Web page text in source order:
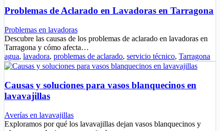
Problemas de Aclarado en Lavadoras en Tarragona
Problemas en lavadoras
Descubre las causas de los problemas de aclarado en lavadoras en
Tarragona y cómo afecta…
agua, lavadora, problemas de aclarado, servicio técnico, Tarragona
Causas y soluciones para vasos blanquecinos en
lavavajillas
Averías en lavavajillas
Exploramos por qué los lavavajillas dejan vasos blanquecinos y